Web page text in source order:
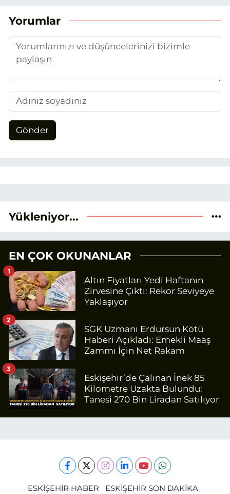
temel alıyorum.
Yorumlar
Gönder
Yükleniyor...
EN ÇOK OKUNANLAR
Altın Fiyatları Yedi Haftanın
Zirvesine Çıktı: Rekor Seviyeye
Yaklaşıyor
1
SGK Uzmanı Erdursun Kötü
Haberi Açıkladı: Emekli Maaş
Zammı İçin Net Rakam
2
Eskişehir’de Çalınan İnek 85
Kilometre Uzakta Bulundu:
Tanesi 270 Bin Liradan Satılıyor
3
ESKİŞEHİR HABER
ESKİŞEHİR SON DAKİKA